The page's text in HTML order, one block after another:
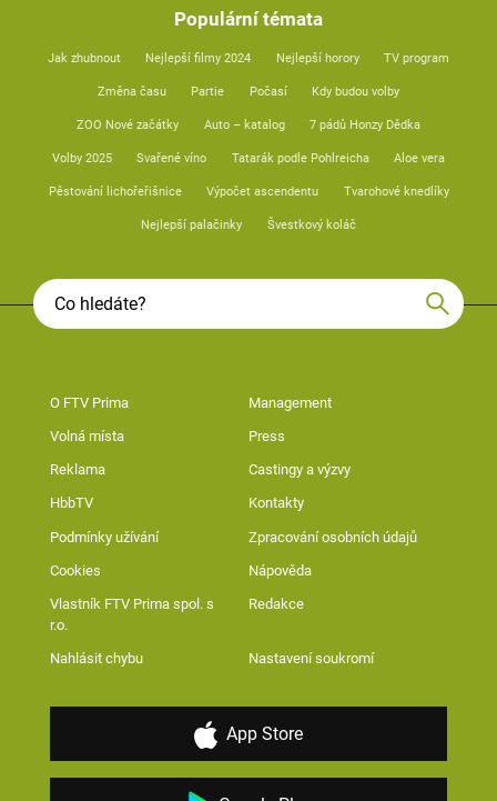
Populární témata
Jak zhubnout Nejlepší filmy 2024 Nejlepší horory TV program
Změna času Partie Počasí Kdy budou volby
ZOO Nové začátky Auto – katalog 7 pádů Honzy Dědka
Volby 2025 Svařené víno Tatarák podle Pohlreicha Aloe vera
Pěstování lichořeřišnice Výpočet ascendentu Tvarohové knedlíky
Nejlepší palačinky Švestkový koláč
O FTV Prima Management
Volná místa Press
Reklama Castingy a výzvy
HbbTV Kontakty
Podmínky užívání Zpracování osobních údajů
Cookies Nápověda
Vlastník FTV Prima spol. s
r.o.
Redakce
Nahlásit chybu Nastavení soukromí
App Store